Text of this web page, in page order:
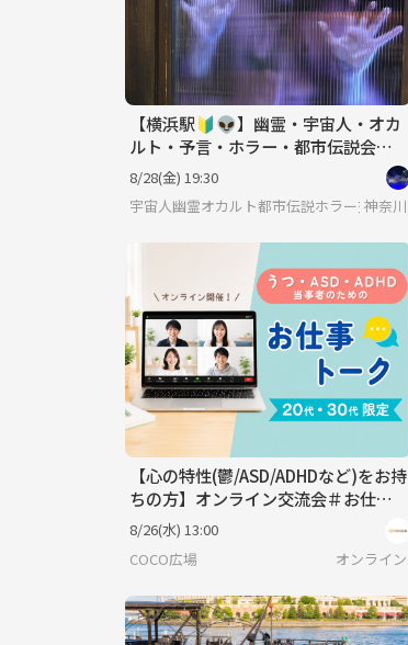
【横浜駅🔰👽】幽霊・宇宙人・オカ
ルト・予言・ホラー・都市伝説会☕️
途中参加可♪
8/28(金) 19:30
宇宙人幽霊オカルト都市伝説ホラー交流会
神奈川
【心の特性(鬱/ASD/ADHDなど)をお持
ちの方】オンライン交流会＃お仕事
のお悩み編《20代30代限定》＠オン
ライン
8/26(水) 13:00
COCO広場
オンライン